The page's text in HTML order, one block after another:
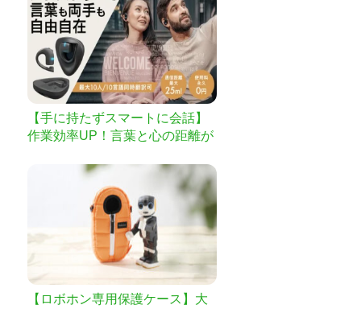
【手に持たずスマートに会話】
作業効率UP！言葉と心の距離が
【ロボホン専用保護ケース】大